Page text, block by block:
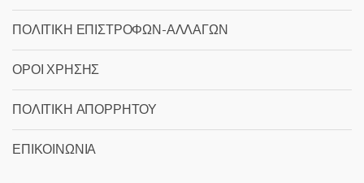
ΠΟΛΙΤΙΚΗ ΕΠΙΣΤΡΟΦΩΝ-ΑΛΛΑΓΩΝ
ΟΡΟΙ ΧΡΗΣΗΣ
ΠΟΛΙΤΙΚΗ ΑΠΟΡΡΗΤΟΥ
ΕΠΙΚΟΙΝΩΝΙΑ